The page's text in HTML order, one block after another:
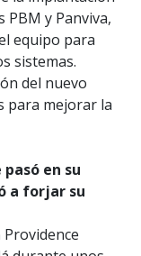
PBM y Panviva,
equipo para
sistemas.
del nuevo
para mejorar la
en su
a forjar su